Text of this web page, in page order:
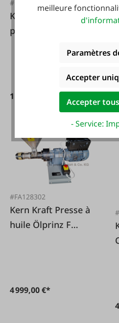
#FA134023
Kern Kraft chariot
presse-huile
1 950,00 €*
#FA128302
Kern Kraft Presse à
huile Ölprinz F
4 999,00 €*
meilleure
Paramètres
Accepter
Accepter tous
- Service: